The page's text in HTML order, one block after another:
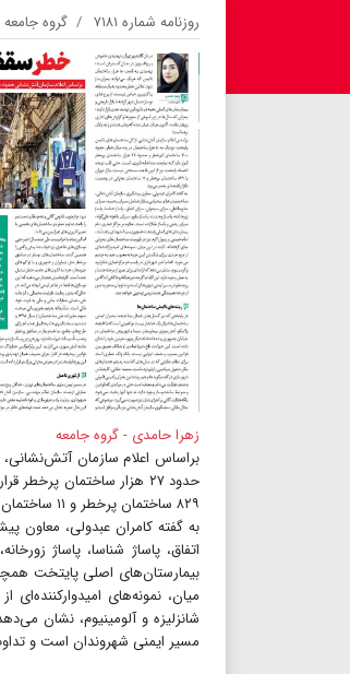
روزنامه شماره ۷۱۸۱ گروه جامعه
زهرا حامدی - گروه جامعه
حدود ۲۷ هزار ساختمان
۸۲۹ ساختمان پرخطر و ۱۱ ساختمان بحرانی در وضعیت نگران‌کننده‌ای به‌سر می‌برد.
به گفته کامران عبدولی، معاون
اتفاق، پاساژ شناسا، پاساژ
بیمارستان‌های اصلی پایتخت
میان، نمونه‌های
شانزلیزه و آلومینیوم، نشان
مسیر ایمنی شهروندان است و